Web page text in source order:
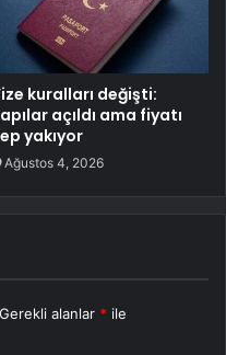
kuralları değişti:
açıldı ama fiyatı
yakıyor
Ağustos 4, 2026
Gerekli alanlar * ile